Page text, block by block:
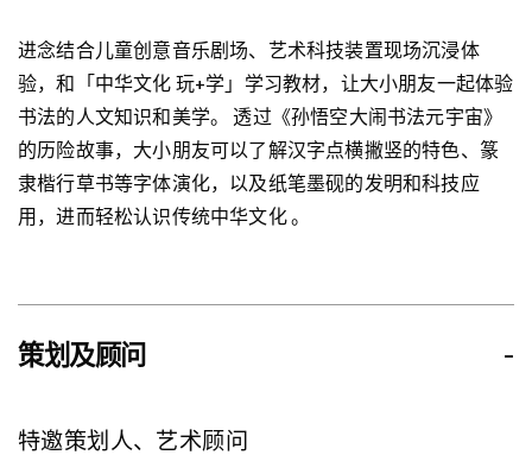
进念结合儿童创意音乐剧场、艺术科技装置现场沉浸体
验，和「中华文化 玩+学」学习教材，让大小朋友一起体验
书法的人文知识和美学。 透过《孙悟空大闹书法元宇宙》
的历险故事，大小朋友可以了解汉字点横撇竖的特色、篆
隶楷行草书等字体演化，以及纸笔墨砚的发明和科技应
用，进而轻松认识传统中华文化 。
策划及顾问 -
特邀策划人、艺术顾问